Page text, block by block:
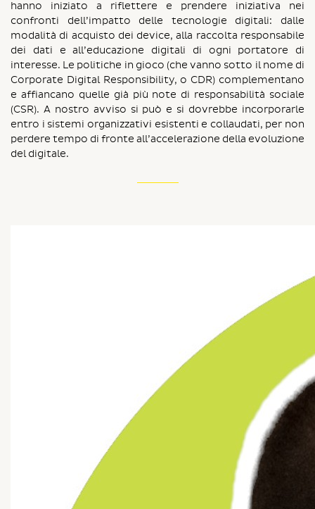
hanno iniziato a riflettere e prendere iniziativa nei
confronti dell’impatto delle tecnologie digitali: dalle
modalità di acquisto dei device, alla raccolta responsabile
dei dati e all’educazione digitali di ogni portatore di
interesse. Le politiche in gioco (che vanno sotto il nome di
Corporate Digital Responsibility, o CDR) complementano
e affiancano quelle già più note di responsabilità sociale
(CSR). A nostro avviso si può e si dovrebbe incorporarle
entro i sistemi organizzativi esistenti e collaudati, per non
perdere tempo di fronte all’accelerazione della evoluzione
del digitale.